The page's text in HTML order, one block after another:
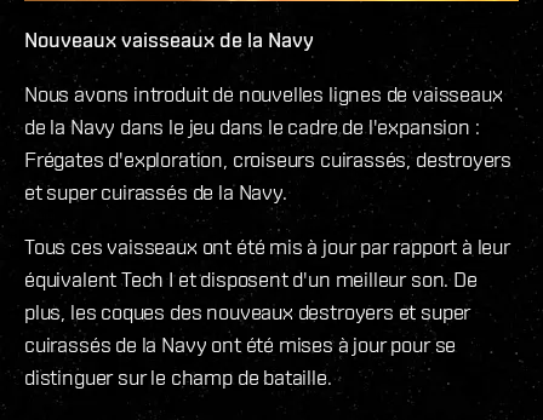
Nouveaux vaisseaux de la Navy
Nous avons introduit de nouvelles lignes de vaisseaux
de la Navy dans le jeu dans le cadre de l'expansion :
Frégates d'exploration, croiseurs cuirassés, destroyers
et super cuirassés de la Navy.
Tous ces vaisseaux ont été mis à jour par rapport à leur
équivalent Tech I et disposent d'un meilleur son. De
plus, les coques des nouveaux destroyers et super
cuirassés de la Navy ont été mises à jour pour se
distinguer sur le champ de bataille.